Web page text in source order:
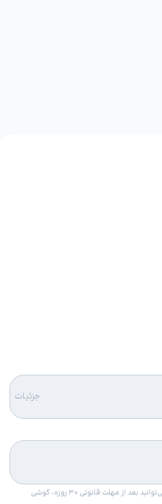
جزئیات
امکان برگشت کالا در گروه موبایل با دلیل “انصراف از خرید“ تنها در صورتی مورد قبول است که پلمب کالا باز نشده باشد. تمام گوشی‌های جی‌اس‌ام ضمانت رجیستری دارند. در صورت وجود مشکل رجیستری، می‌توانید بعد از مهلت قانونی ۳۰ روزه، گوشی